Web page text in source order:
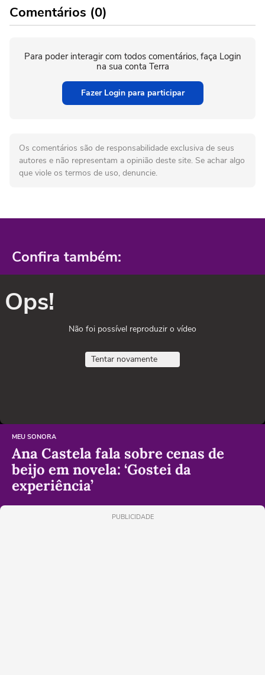
Comentários (0)
Para poder interagir com todos comentários, faça Login
na sua conta Terra
Fazer Login para participar
Os comentários são de responsabilidade exclusiva de seus
autores e não representam a opinião deste site. Se achar algo
que viole os termos de uso, denuncie.
Confira também:
Ops!
Não foi possível reproduzir o vídeo
Tentar novamente
MEU SONORA
Ana Castela fala sobre cenas de
beijo em novela: ‘Gostei da
experiência’
PUBLICIDADE